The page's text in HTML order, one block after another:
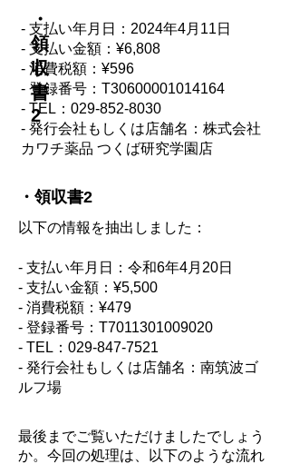
・
領
収
書
2
- 支払い年月日：2024年4月11日
- 支払い金額：¥6,808
- 消費税額：¥596
- 登録番号：T30600001014164
- TEL：029-852-8030
- 発行会社もしくは店舗名：株式会社
カワチ薬品 つくば研究学園店
・領収書2
以下の情報を抽出しました：
- 支払い年月日：令和6年4月20日
- 支払い金額：¥5,500
- 消費税額：¥479
- 登録番号：T7011301009020
- TEL：029-847-7521
- 発行会社もしくは店舗名：南筑波ゴ
ルフ場
最後までご覧いただけましたでしょう
か。今回の処理は、以下のような流れ